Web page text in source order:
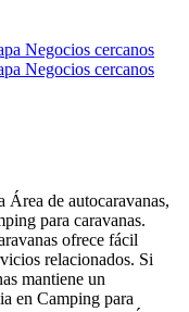
Negocios cercanos
Negocios cercanos
de autocaravanas,
para caravanas.
ofrece fácil
relacionados. Si
mantiene un
en Camping para